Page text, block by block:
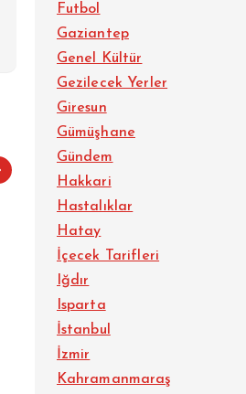
Futbol
Gaziantep
Genel Kültür
Gezilecek Yerler
Giresun
Gümüşhane
Gündem
Hakkari
Hastalıklar
Hatay
İçecek Tarifleri
Iğdır
Isparta
İstanbul
İzmir
Kahramanmaraş